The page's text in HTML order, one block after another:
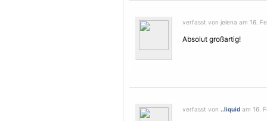
verfasst von jelena am 16.
Absolut großartig!
verfasst von ..liquid am 16.